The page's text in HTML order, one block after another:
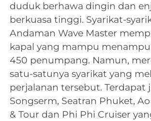
duduk berhawa dingin dan
berkuasa tinggi. Syarikat-
Andaman Wave Master
kapal yang mampu
450 penumpang. Namun,
satu-satunya syarikat yang
perjalanan tersebut. Terdapat
Songserm, Seatran Phuket,
& Tour dan Phi Phi Cruiser